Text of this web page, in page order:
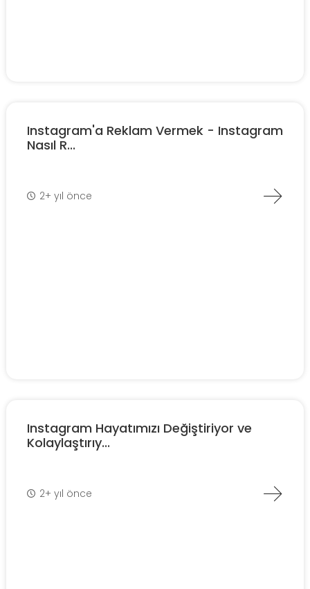
Instagram'a Reklam Vermek - Instagram
Nasıl R...
2+ yıl önce
Instagram Hayatımızı Değiştiriyor ve
Kolaylaştırıy...
2+ yıl önce